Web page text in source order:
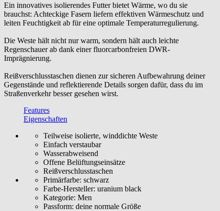
Ein innovatives isolierendes Futter bietet Wärme, wo du sie
brauchst: Achteckige Fasern liefern effektiven Wärmeschutz und
leiten Feuchtigkeit ab für eine optimale Temperaturregulierung.
Die Weste hält nicht nur warm, sondern hält auch leichte
Regenschauer ab dank einer fluorcarbonfreien DWR-
Imprägnierung.
Reißverschlusstaschen dienen zur sicheren Aufbewahrung deiner
Gegenstände und reflektierende Details sorgen dafür, dass du im
Straßenverkehr besser gesehen wirst.
Features
Eigenschaften
Teilweise isolierte, winddichte Weste
Einfach verstaubar
Wasserabweisend
Offene Belüftungseinsätze
Reißverschlusstaschen
Primärfarbe: schwarz
Farbe-Hersteller: uranium black
Kategorie: Men
Passform: deine normale Größe